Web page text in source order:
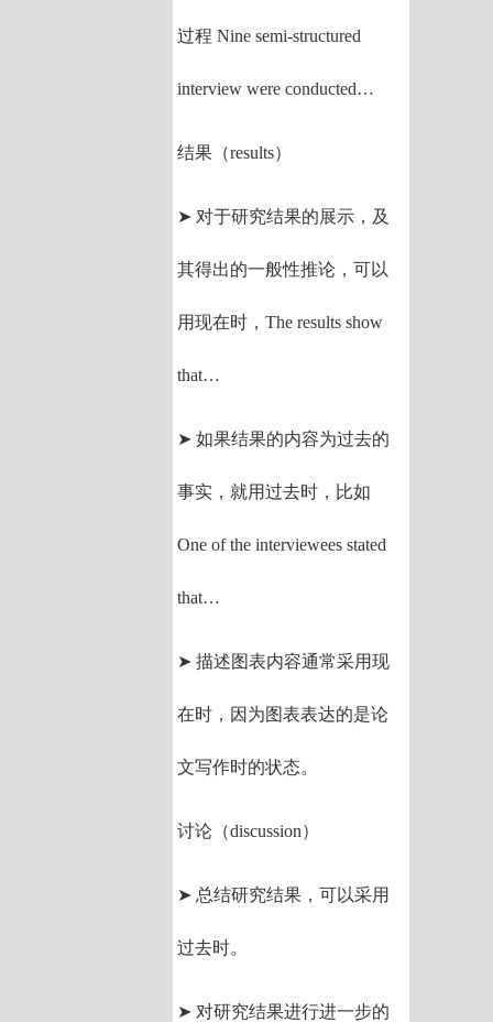
过程 Nine semi-structured
interview were conducted…
结果（results）
➤ 对于研究结果的展示，及
其得出的一般性推论，可以
用现在时，The results show
that…
➤ 如果结果的内容为过去的
事实，就用过去时，比如
One of the interviewees stated
that…
➤ 描述图表内容通常采用现
在时，因为图表表达的是论
文写作时的状态。
讨论（discussion）
➤ 总结研究结果，可以采用
过去时。
➤ 对研究结果进行进一步的